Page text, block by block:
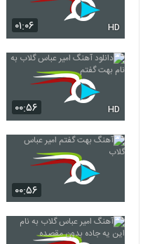
۰۱:۰۶ HD
۰۰:۵۶ HD
۰۰:۵۶